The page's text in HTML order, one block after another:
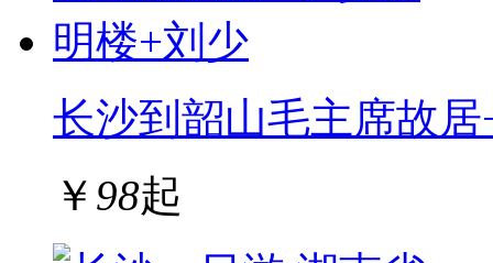
长沙到韶山毛主席故
￥ 98起